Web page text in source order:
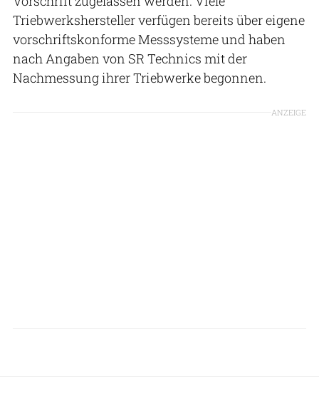
Triebwerkshersteller verfügen bereits über eigene
vorschriftskonforme Messsysteme und haben
nach Angaben von SR Technics mit der
Nachmessung ihrer Triebwerke begonnen.
ANZEIGE